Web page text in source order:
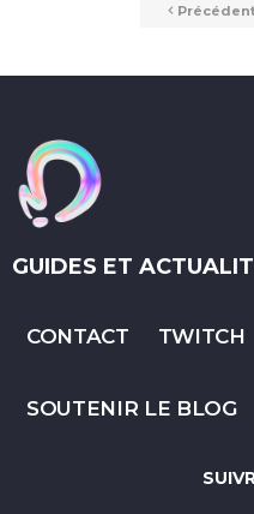
Précédent
GUIDES ET
CONTACT TWITCH
SOUTENIR LE BLOG